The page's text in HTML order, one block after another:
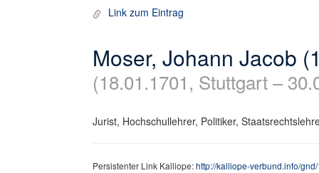
Link zum Eintrag
Moser, Johann Jacob
(18.01.1701, Stuttgart –
Jurist, Hochschullehrer, Politiker,
Persistenter Link Kalliope:http://kalliope-verbund.info/